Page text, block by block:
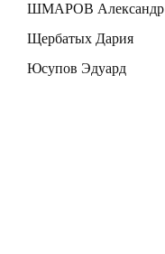
ШМАРОВ Александр
Щербатых Дария
Юсупов Эдуард